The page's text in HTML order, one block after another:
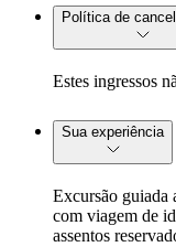
Política de
Estes ingressos
Sua experiência
Excursão guiada
com viagem de
assentos